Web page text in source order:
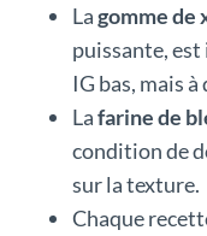
Lagomme de
puissante,
IG bas, mais
Lafarine de
condition de
sur la texture.
Chaque